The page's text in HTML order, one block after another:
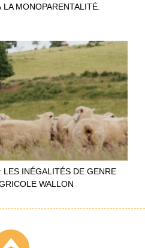
MONOPARENTALITÉ.
INÉGALITÉS DE GENRE
WALLON